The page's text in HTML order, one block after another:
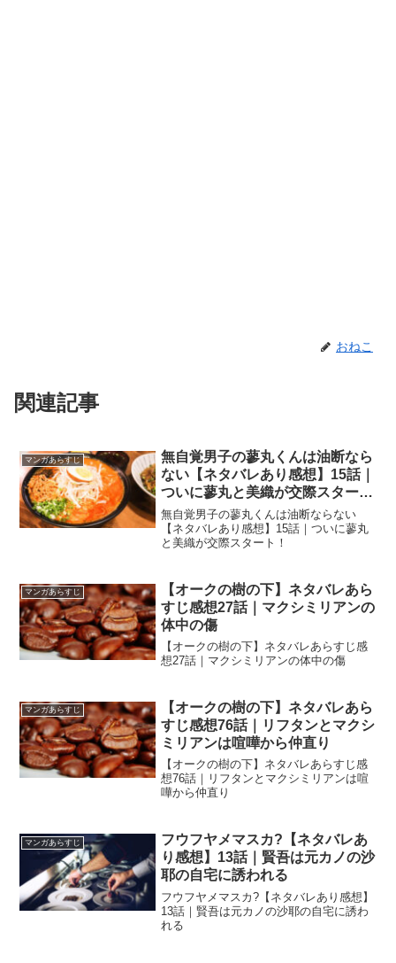
おねこ
関連記事
マンガあらすじ
無自覚男子の蓼丸くんは油断なら
ない【ネタバレあり感想】15話｜
ついに蓼丸と美織が交際スター
ト！
無自覚男子の蓼丸くんは油断ならない
【ネタバレあり感想】15話｜ついに蓼丸
と美織が交際スタート！
マンガあらすじ
【オークの樹の下】ネタバレあら
すじ感想27話｜マクシミリアンの
体中の傷
【オークの樹の下】ネタバレあらすじ感
想27話｜マクシミリアンの体中の傷
マンガあらすじ
【オークの樹の下】ネタバレあら
すじ感想76話｜リフタンとマクシ
ミリアンは喧嘩から仲直り
【オークの樹の下】ネタバレあらすじ感
想76話｜リフタンとマクシミリアンは喧
嘩から仲直り
マンガあらすじ
フウフヤメマスカ?【ネタバレあ
り感想】13話｜賢吾は元カノの沙
耶の自宅に誘われる
フウフヤメマスカ?【ネタバレあり感想】
13話｜賢吾は元カノの沙耶の自宅に誘わ
れる